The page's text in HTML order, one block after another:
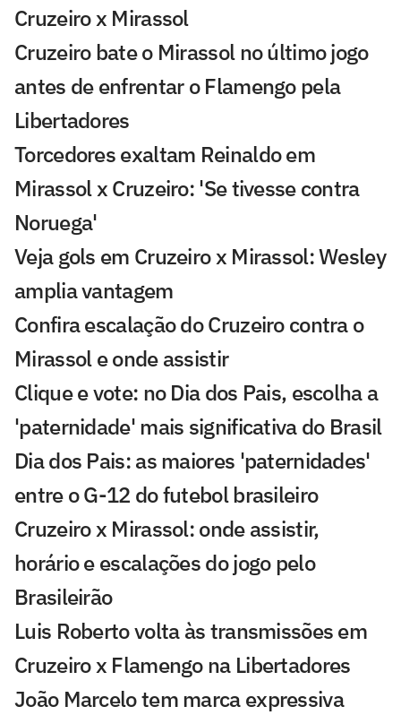
Cruzeiro x Mirassol
Cruzeiro bate o Mirassol no último jogo
antes de enfrentar o Flamengo pela
Libertadores
Torcedores exaltam Reinaldo em
Mirassol x Cruzeiro: 'Se tivesse contra
Noruega'
Veja gols em Cruzeiro x Mirassol: Wesley
amplia vantagem
Confira escalação do Cruzeiro contra o
Mirassol e onde assistir
Clique e vote: no Dia dos Pais, escolha a
'paternidade' mais significativa do Brasil
Dia dos Pais: as maiores 'paternidades'
entre o G-12 do futebol brasileiro
Cruzeiro x Mirassol: onde assistir,
horário e escalações do jogo pelo
Brasileirão
Luis Roberto volta às transmissões em
Cruzeiro x Flamengo na Libertadores
João Marcelo tem marca expressiva